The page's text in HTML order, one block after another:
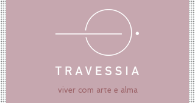
viver com arte e alma